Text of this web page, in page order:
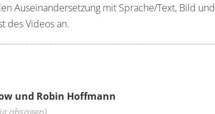
Auseinandersetzung mit Sprache/Text, Bild und
des Videos an.
und Robin Hoffmann